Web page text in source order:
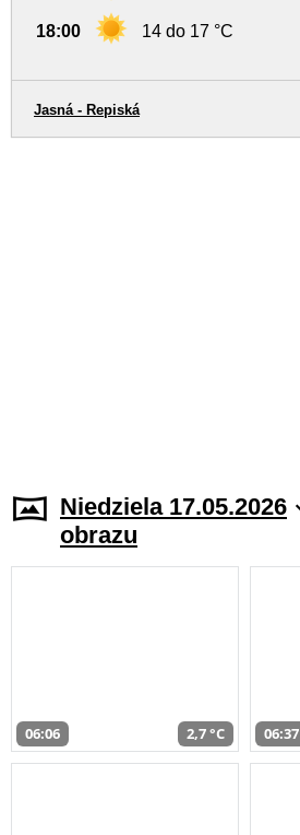
18:00 14 do 17 °C
Jasná - Repiská
Niedziela 17.05.2026
obrazu
06:06 2,7 °C 06:37